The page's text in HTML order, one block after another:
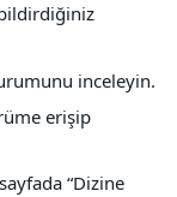
inceleyin.
erişip
“Dizine